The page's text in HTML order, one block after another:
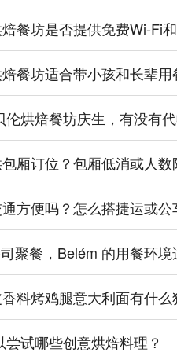
餐坊是否提供免费Wi-Fi
餐坊适合带小孩和长辈
伦烘焙餐坊庆生，有没有
厢订位？包厢低消或人
方便吗？怎么搭捷运或
聚餐，Belém 的用餐环
料烤鸡腿意大利面有什
试哪些创意烘焙料理？